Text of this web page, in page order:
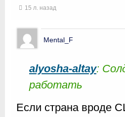
15 л. назад
Mental_F
alyosha-altay:
работать
Если страна вроде